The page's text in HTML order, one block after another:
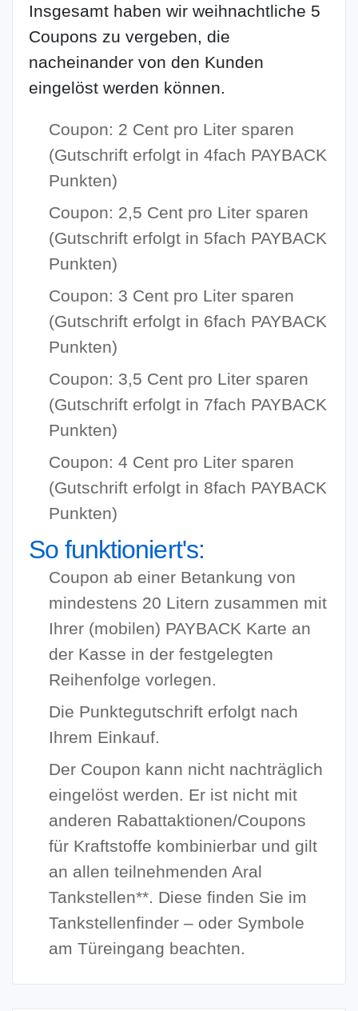
Insgesamt haben wir weihnachtliche 5
Coupons zu vergeben, die
nacheinander von den Kunden
eingelöst werden können.
Coupon: 2 Cent pro Liter sparen
(Gutschrift erfolgt in 4fach PAYBACK
Punkten)
Coupon: 2,5 Cent pro Liter sparen
(Gutschrift erfolgt in 5fach PAYBACK
Punkten)
Coupon: 3 Cent pro Liter sparen
(Gutschrift erfolgt in 6fach PAYBACK
Punkten)
Coupon: 3,5 Cent pro Liter sparen
(Gutschrift erfolgt in 7fach PAYBACK
Punkten)
Coupon: 4 Cent pro Liter sparen
(Gutschrift erfolgt in 8fach PAYBACK
Punkten)
So funktioniert's:
Coupon ab einer Betankung von
mindestens 20 Litern zusammen mit
Ihrer (mobilen) PAYBACK Karte an
der Kasse in der festgelegten
Reihenfolge vorlegen.
Die Punktegutschrift erfolgt nach
Ihrem Einkauf.
Der Coupon kann nicht nachträglich
eingelöst werden. Er ist nicht mit
anderen Rabattaktionen/Coupons
für Kraftstoffe kombinierbar und gilt
an allen teilnehmenden Aral
Tankstellen**. Diese finden Sie im
Tankstellenfinder – oder Symbole
am Türeingang beachten.